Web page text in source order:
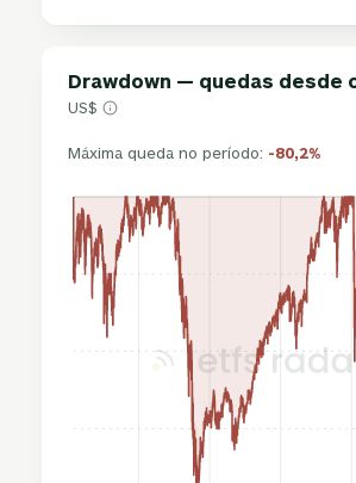
Drawdown — quedas desde
US$
Máxima queda no período: -80,2%